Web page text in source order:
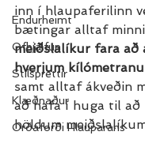
Endurheimt
Ofþjálfun
Stílsprettir
Klæðnaður
Orðaforði Hlauparans
inn í hlaupaferilinn
bætingar alltaf
meiðslalíkur fara að
hverjum
samt alltaf ákveðin
að hafa í huga til að
höldum